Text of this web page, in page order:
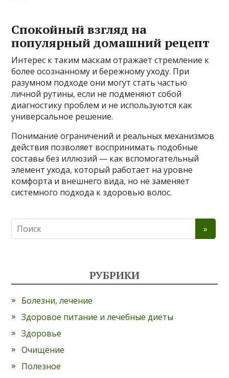
Спокойный взгляд на
популярный домашний рецепт
Интерес к таким маскам отражает стремление к
более осознанному и бережному уходу. При
разумном подходе они могут стать частью
личной рутины, если не подменяют собой
диагностику проблем и не используются как
универсальное решение.
Понимание ограничений и реальных механизмов
действия позволяет воспринимать подобные
составы без иллюзий — как вспомогательный
элемент ухода, который работает на уровне
комфорта и внешнего вида, но не заменяет
системного подхода к здоровью волос.
РУБРИКИ
Болезни, лечение
Здоровое питание и лечебные диеты
Здоровье
Очищение
Полезное